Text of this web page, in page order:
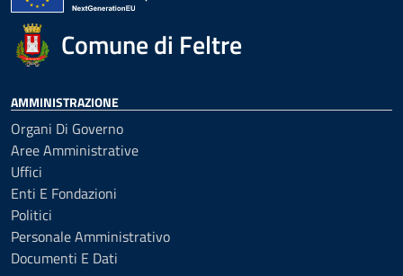
Comune di Feltre
AMMINISTRAZIONE
Organi Di Governo
Aree Amministrative
Uffici
Enti E Fondazioni
Politici
Personale Amministrativo
Documenti E Dati